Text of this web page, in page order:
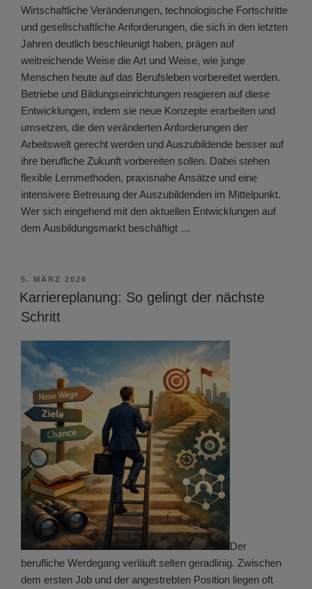
Wirtschaftliche Veränderungen, technologische Fortschritte
und gesellschaftliche Anforderungen, die sich in den letzten
Jahren deutlich beschleunigt haben, prägen auf
weitreichende Weise die Art und Weise, wie junge
Menschen heute auf das Berufsleben vorbereitet werden.
Betriebe und Bildungseinrichtungen reagieren auf diese
Entwicklungen, indem sie neue Konzepte erarbeiten und
umsetzen, die den veränderten Anforderungen der
Arbeitswelt gerecht werden und Auszubildende besser auf
ihre berufliche Zukunft vorbereiten sollen. Dabei stehen
flexible Lernmethoden, praxisnahe Ansätze und eine
intensivere Betreuung der Auszubildenden im Mittelpunkt.
Wer sich eingehend mit den aktuellen Entwicklungen auf
dem Ausbildungsmarkt beschäftigt …
VERÖFFENTLICHT
AM
5. MÄRZ 2026
Karriereplanung: So gelingt der nächste
Schritt
Der
berufliche Werdegang verläuft selten geradlinig. Zwischen
dem ersten Job und der angestrebten Position liegen oft